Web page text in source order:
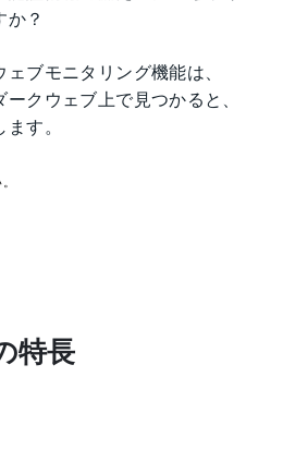
か？
ブモニタリング機能は、
クウェブ上で見つかると、
す。
特長